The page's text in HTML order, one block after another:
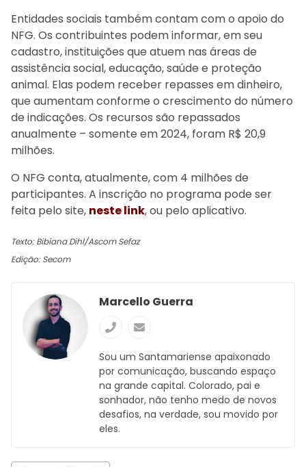
Entidades sociais também contam com o apoio do
NFG. Os contribuintes podem informar, em seu
cadastro, instituições que atuem nas áreas de
assistência social, educação, saúde e proteção
animal. Elas podem receber repasses em dinheiro,
que aumentam conforme o crescimento do número
de indicações. Os recursos são repassados
anualmente – somente em 2024, foram R$ 20,9
milhões.
O NFG conta, atualmente, com 4 milhões de
participantes. A inscrição no programa pode ser
feita pelo site, neste link, ou pelo aplicativo.
Texto: Bibiana Dihl/Ascom Sefaz
Edição: Secom
Marcello Guerra
Sou um Santamariense apaixonado
por comunicação, buscando espaço
na grande capital. Colorado, pai e
sonhador, não tenho medo de novos
desafios, na verdade, sou movido por
eles.